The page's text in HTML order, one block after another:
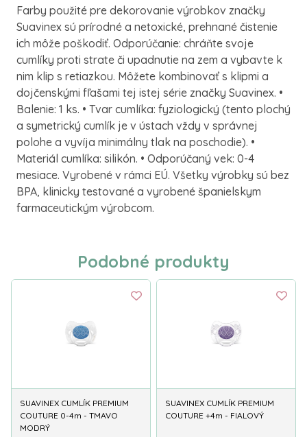
Farby použité pre dekorovanie výrobkov značky
Suavinex sú prírodné a netoxické, prehnané čistenie
ich môže poškodiť. Odporúčanie: chráňte svoje
cumlíky proti strate či upadnutie na zem a vybavte k
nim klip s retiazkou. Môžete kombinovať s klipmi a
dojčenskými fľašami tej istej série značky Suavinex. •
Balenie: 1 ks. • Tvar cumlíka: fyziologický (tento plochý
a symetrický cumlík je v ústach vždy v správnej
polohe a vyvíja minimálny tlak na poschodie). •
Materiál cumlíka: silikón. • Odporúčaný vek: 0-4
mesiace. Vyrobené v rámci EÚ. Všetky výrobky sú bez
BPA, klinicky testované a vyrobené španielskym
farmaceutickým výrobcom.
Podobné produkty
SUAVINEX CUMLÍK PREMIUM
COUTURE 0-4m - TMAVO
MODRÝ
SUAVINEX CUMLÍK PREMIUM
COUTURE +4m - FIALOVÝ